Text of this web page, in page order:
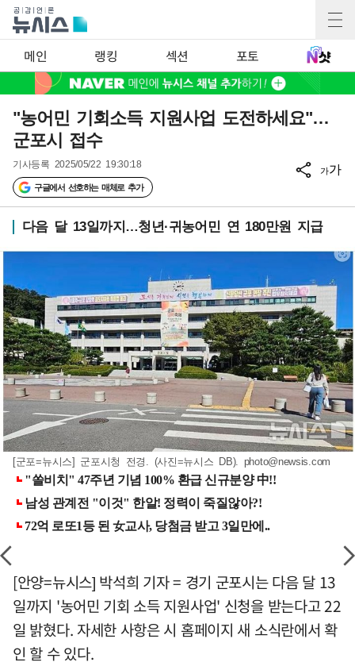
메인 랭킹 섹션 포토
"농어민 기회소득 지원사업 도전하세요"…
군포시 접수
기사등록 2025/05/22 19:30:18
구글에서 선호하는 매체로 추가
가가
다음 달 13일까지…청년·귀농어민 연 180만원 지급
[군포=뉴시스] 군포시청 전경. (사진=뉴시스 DB). photo@newsis.com
[안양=뉴시스] 박석희 기자 = 경기 군포시는 다음 달 13
일까지 '농어민 기회 소득 지원사업' 신청을 받는다고 22
일 밝혔다. 자세한 사항은 시 홈페이지 새 소식란에서 확
인 할 수 있다.